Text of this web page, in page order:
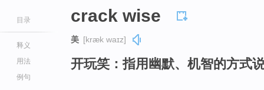
目录
释义
用法
例句
crack wise
美 [kræk waɪz]
开玩笑：指用幽默、机智的方式